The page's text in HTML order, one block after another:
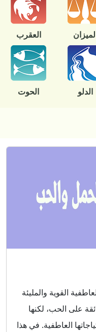
العقرب
الدلو الحوت
القوية والمليئة
على الحب، لكنها
العاطفية. في هذا